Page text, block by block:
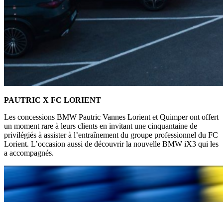
PAUTRIC X FC LORIENT
Les concessions BMW Pautric Vannes Lorient et Quimper ont offert
un moment rare à leurs clients en invitant une cinquantaine de
privilégiés à assister à l’entraînement du groupe professionnel du FC
Lorient. L’occasion aussi de découvrir la nouvelle BMW iX3 qui les
a accompagnés.